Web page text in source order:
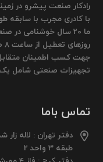
رادکار صنعت پیشرو در
با کادری مجرب با سابقه
ما 20 سال خوشنامی
جهت کسب اطمینان
تجهیزات صنعتی شامل یک
تماس باما
دفتر تهران : لاله
طبقه 3 واحد 2